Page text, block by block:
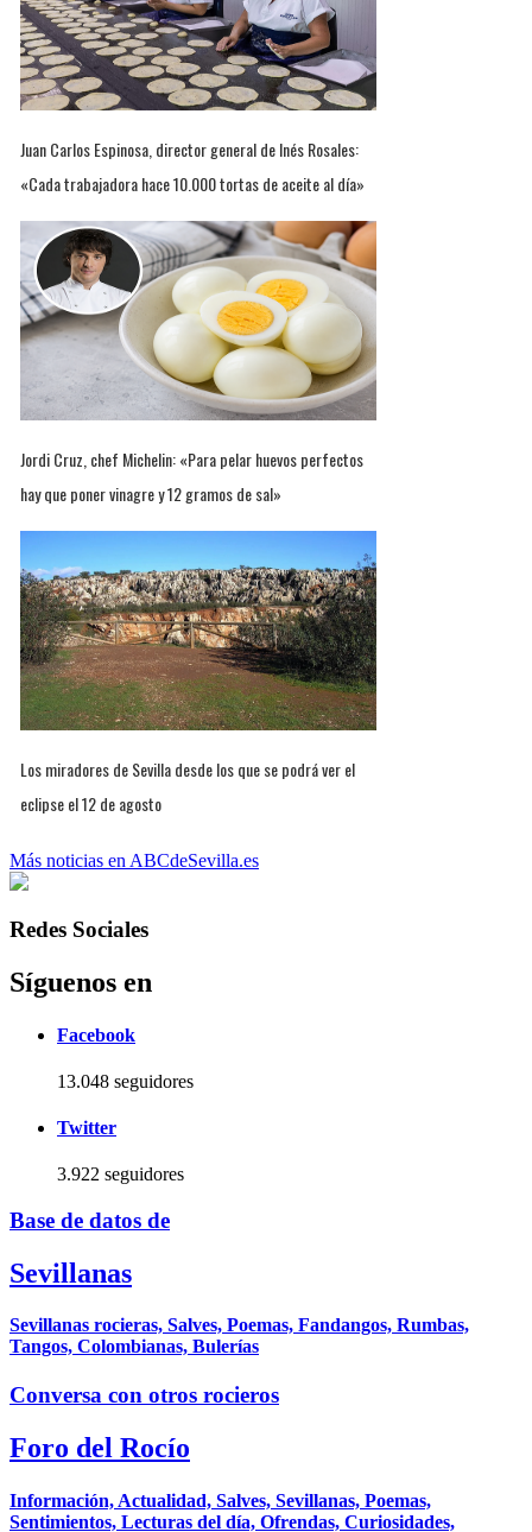
Juan Carlos Espinosa, director general de Inés Rosales:
«Cada trabajadora hace 10.000 tortas de aceite al día»
Jordi Cruz, chef Michelin: «Para pelar huevos perfectos
hay que poner vinagre y 12 gramos de sal»
Los miradores de Sevilla desde los que se podrá ver el
eclipse el 12 de agosto
Más noticias en ABCdeSevilla.es
Redes Sociales
Síguenos en
Facebook
13.048 seguidores
Twitter
3.922 seguidores
Base de datos de
Sevillanas
Sevillanas rocieras, Salves, Poemas, Fandangos, Rumbas,
Tangos, Colombianas, Bulerías
Conversa con otros rocieros
Foro del Rocío
Información, Actualidad, Salves, Sevillanas, Poemas,
Sentimientos, Lecturas del día, Ofrendas, Curiosidades,